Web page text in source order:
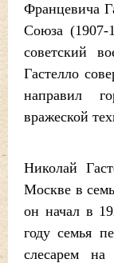
Францевича
Союза (1907-
советский
Гастелло
направил
вражеской
Николай
Москве в
он начал в
году семья
слесарем на